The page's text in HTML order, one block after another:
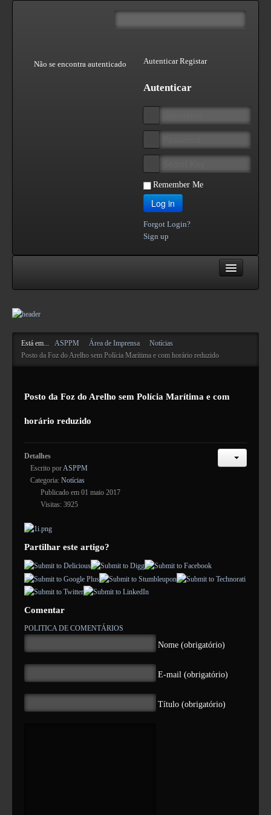
Autenticar Registar
Autenticar
Remember Me
Log in
Forgot Login?
Sign up
Não se encontra autenticado
Contactos
Estatutos e Regulamentos
NIBS e IBAN
Atividades
Informação
Publicações Úteis
Legislação
Jurisprudência
MACAREU
Opinião
Vídeos
Está em... ASPPM Área de Imprensa
Notícias
Posto da Foz do Arelho sem Polícia Marítima e com horário reduzido
Posto da Foz do Arelho sem Polícia Marítima e com
horário reduzido
Detalhes
Escrito porASPPM
Categoria: Notícias
Publicado em 01 maio 2017
Visitas: 3925
Partilhar este artigo?
Comentar
POLITICA DE COMENTÁRIOS
Nome (obrigatório)
E-mail (obrigatório)
Título (obrigatório)